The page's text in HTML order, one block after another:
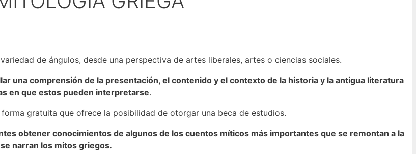
de ángulos, desde una perspectiva de artes liberales, artes o ciencias sociales.
una comprensión de la presentación, el contenido y el contexto de la historia y la antigua literatura
en que estos pueden interpretarse.
gratuita que ofrece la posibilidad de otorgar una beca de estudios.
obtener conocimientos de algunos de los cuentos míticos más importantes que se remontan a la
narran los mitos griegos.